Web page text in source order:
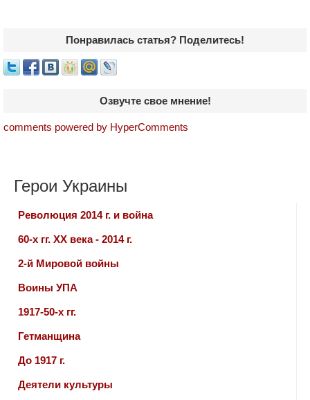
Понравилась статья? Поделитесь!
Озвучте свое мнение!
comments powered by HyperComments
Герои Украины
Революция 2014 г. и война
60-х гг. ХХ века - 2014 г.
2-й Мировой войны
Воины УПА
1917-50-х гг.
Гетманщина
До 1917 г.
Деятели культуры